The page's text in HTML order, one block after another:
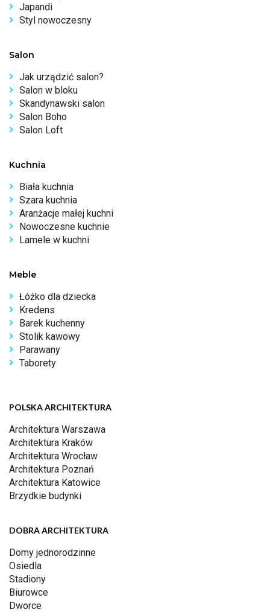
Japandi
Styl nowoczesny
Salon
Jak urządzić salon?
Salon w bloku
Skandynawski salon
Salon Boho
Salon Loft
Kuchnia
Biała kuchnia
Szara kuchnia
Aranżacje małej kuchni
Nowoczesne kuchnie
Lamele w kuchni
Meble
Łóżko dla dziecka
Kredens
Barek kuchenny
Stolik kawowy
Parawany
Taborety
POLSKA ARCHITEKTURA
Architektura Warszawa
Architektura Kraków
Architektura Wrocław
Architektura Poznań
Architektura Katowice
Brzydkie budynki
DOBRA ARCHITEKTURA
Domy jednorodzinne
Osiedla
Stadiony
Biurowce
Dworce